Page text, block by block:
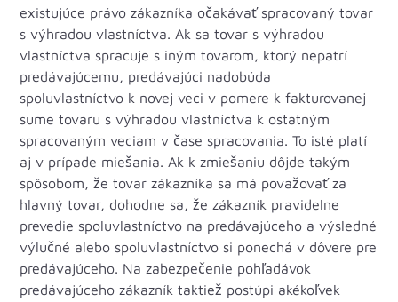
existujúce právo zákazníka očakávať spracovaný tovar
s výhradou vlastníctva. Ak sa tovar s výhradou
vlastníctva spracuje s iným tovarom, ktorý nepatrí
predávajúcemu, predávajúci nadobúda
spoluvlastníctvo k novej veci v pomere k fakturovanej
sume tovaru s výhradou vlastníctva k ostatným
spracovaným veciam v čase spracovania. To isté platí
aj v prípade miešania. Ak k zmiešaniu dôjde takým
spôsobom, že tovar zákazníka sa má považovať za
hlavný tovar, dohodne sa, že zákazník pravidelne
prevedie spoluvlastníctvo na predávajúceho a výsledné
výlučné alebo spoluvlastníctvo si ponechá v dôvere pre
predávajúceho. Na zabezpečenie pohľadávok
predávajúceho zákazník taktiež postúpi akékoľvek